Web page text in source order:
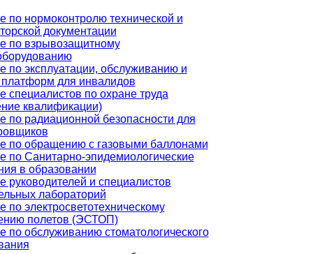
по нормоконтролю технической и
документации
по взрывозащитному
по эксплуатации, обслуживанию и
для инвалидов
специалистов по охране труда
квалификации)
по радиационной безопасности для
по обращению с газовыми баллонами
по Санитарно-эпидемиологические
в образовании
руководителей и специалистов
лабораторий
по электросветотехническому
полетов (ЭСТОП)
по обслуживанию стоматологического